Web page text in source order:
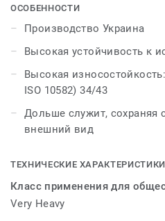
использования фталатов и
альтернативных
использоваться для
упаковки для еды и
Продукт получил
сертификаты соответствия,
ОСОБЕННОСТИ
Производство Украина
Высокая устойчивость к
Высокая
ISO 10582) 34/43
Дольше служит, сохраняя
внешний вид
ТЕХНИЧЕСКИЕ
Класс применения для
Very Heavy